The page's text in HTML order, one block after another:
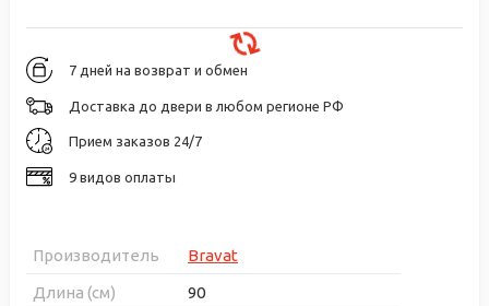
7 дней на возврат и обмен
Доставка до двери в любом регионе РФ
Прием заказов 24/7
9 видов оплаты
Производитель
Bravat
Длина (см)
90